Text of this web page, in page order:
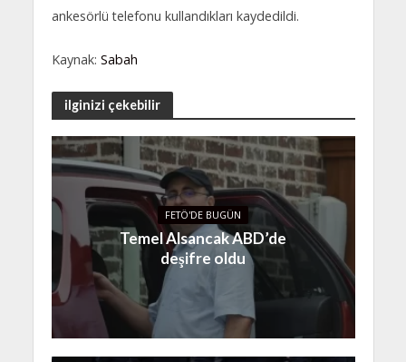
ankesörlü telefonu kullandıkları kaydedildi.
Kaynak: Sabah
ilginizi çekebilir
FETÖ'DE BUGÜN
Temel Alsancak ABD’de
deşifre oldu